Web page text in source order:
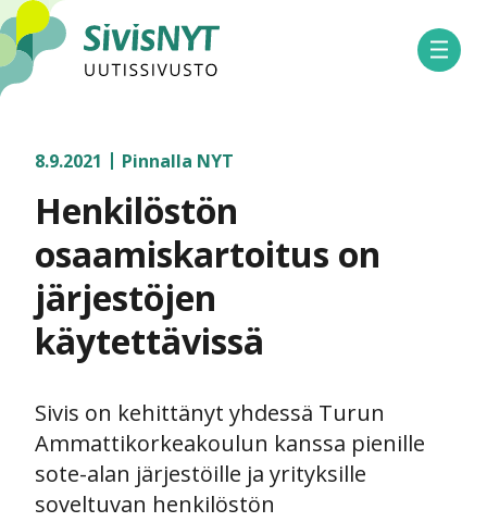
SivisNYT
Avaa
8.9.2021 Pinnalla NYT
Henkilöstön
osaamiskartoitus on
järjestöjen
käytettävissä
Sivis on kehittänyt yhdessä Turun
Ammattikorkeakoulun kanssa pienille
sote-alan järjestöille ja yrityksille
soveltuvan henkilöstön